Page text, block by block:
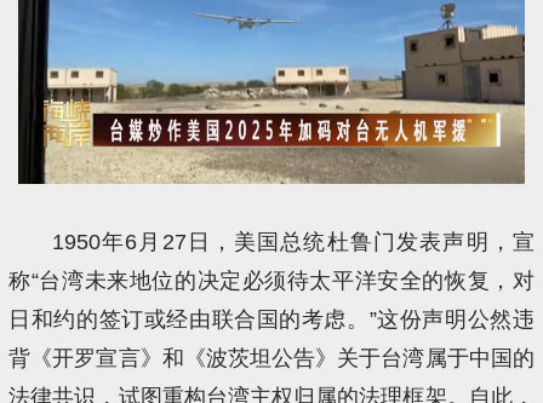
1950年6月27日，美国总统杜鲁门发表声明，宣
称“台湾未来地位的决定必须待太平洋安全的恢复，对
日和约的签订或经由联合国的考虑。”这份声明公然违
背《开罗宣言》和《波茨坦公告》关于台湾属于中国的
法律共识，试图重构台湾主权归属的法理框架。自此，